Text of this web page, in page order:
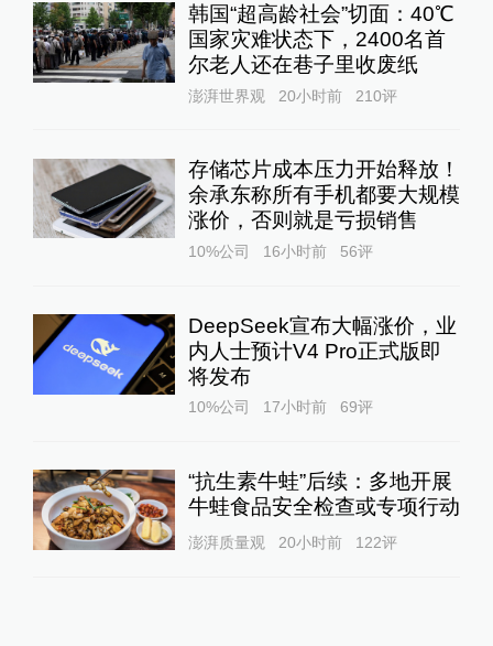
韩国“超高龄社会”切面：40℃
国家灾难状态下，2400名首
尔老人还在巷子里收废纸
澎湃世界观 20小时前 210评
存储芯片成本压力开始释放！
余承东称所有手机都要大规模
涨价，否则就是亏损销售
10%公司 16小时前 56评
DeepSeek宣布大幅涨价，业
内人士预计V4 Pro正式版即
将发布
10%公司 17小时前 69评
“抗生素牛蛙”后续：多地开展
牛蛙食品安全检查或专项行动
澎湃质量观 20小时前 122评